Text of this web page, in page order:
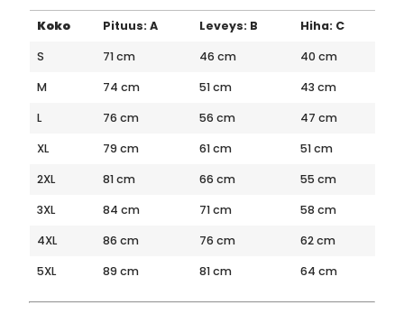
Koko Pituus: A Leveys: B
Hiha: C
S
71 cm 46 cm
40 cm
M
74 cm 51 cm
43 cm
L
76 cm 56 cm
47 cm
XL
79 cm 61 cm
51 cm
2XL
81 cm 66 cm
55 cm
3XL
84 cm 71 cm
58 cm
4XL
86 cm 76 cm
62 cm
5XL
89 cm 81 cm 64 cm